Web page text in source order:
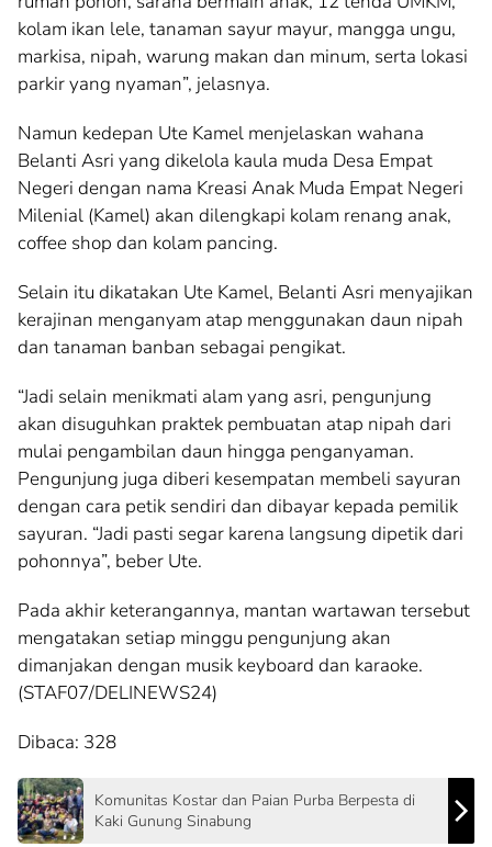
kolam ikan lele, tanaman sayur mayur, mangga ungu,
markisa, nipah, warung makan dan minum, serta lokasi
parkir yang nyaman”, jelasnya.
Namun kedepan Ute Kamel menjelaskan wahana
Belanti Asri yang dikelola kaula muda Desa Empat
Negeri dengan nama Kreasi Anak Muda Empat Negeri
Milenial (Kamel) akan dilengkapi kolam renang anak,
coffee shop dan kolam pancing.
Selain itu dikatakan Ute Kamel, Belanti Asri menyajikan
kerajinan menganyam atap menggunakan daun nipah
dan tanaman banban sebagai pengikat.
“Jadi selain menikmati alam yang asri, pengunjung
akan disuguhkan praktek pembuatan atap nipah dari
mulai pengambilan daun hingga penganyaman.
Pengunjung juga diberi kesempatan membeli sayuran
dengan cara petik sendiri dan dibayar kepada pemilik
sayuran. “Jadi pasti segar karena langsung dipetik dari
pohonnya”, beber Ute.
Pada akhir keterangannya, mantan wartawan tersebut
mengatakan setiap minggu pengunjung akan
dimanjakan dengan musik keyboard dan karaoke.
(STAF07/DELINEWS24)
Dibaca: 328
Komunitas Kostar dan Paian Purba Berpesta di
Kaki Gunung Sinabung